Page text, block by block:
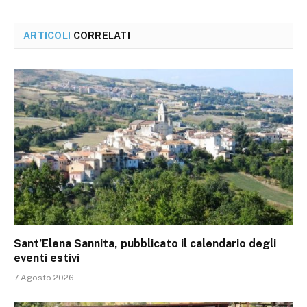
ARTICOLI CORRELATI
Sant’Elena Sannita, pubblicato il calendario degli
eventi estivi
7 Agosto 2026